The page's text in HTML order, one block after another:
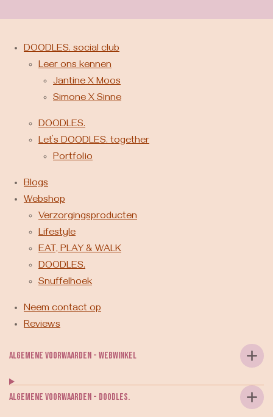
DOODLES. social club
Leer ons kennen
Jantine X Moos
Simone X Sinne
DOODLES.
Let’s DOODLES. together
Portfolio
Blogs
Webshop
Verzorgingsproducten
Lifestyle
EAT, PLAY & WALK
DOODLES.
Snuffelhoek
Neem contact op
Reviews
Algemene voorwaarden - webwinkel
Algemene voorwaarden - DOODLES.